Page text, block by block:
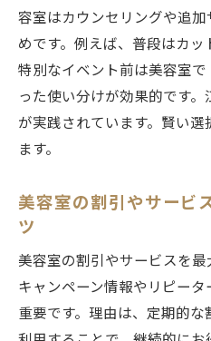
容室はカウンセリングや追
めです。例えば、普段はカッ
特別なイベント前は美容室
った使い分けが効果的です
が実践されています。賢い
ます。
美容室の割引やサービ
ツ
美容室の割引やサービスを
キャンペーン情報やリピー
重要です。理由は、定期的